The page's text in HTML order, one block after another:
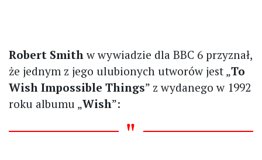
Robert Smithw wywiadzie dla BBC 6 przyznał,
że jednym z jego ulubionych utworów jest „To
Wish Impossible Things” z wydanego w 1992
roku albumu „Wish”: